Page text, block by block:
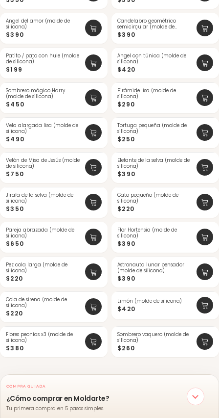
Ángel del amor (molde de
silicona)
$390
Candelabro geométrico
semicircular (molde de
silicona)
$390
Patito / pato con hule (molde
de silicona)
$199
Ángel con túnica (molde de
silicona)
$420
Sombrero mágico Harry
(molde de silicona)
$450
Pirámide lisa (molde de
silicona)
$290
Vela alargada lisa (molde de
silicona)
$490
Tortuga pequeña (molde de
silicona)
$250
Velón de Misa de Jesús (molde
de silicona)
$750
Elefante de la selva (molde de
silicona)
$390
Jirafa de la selva (molde de
silicona)
$350
Gato pequeño (molde de
silicona)
$220
Pareja abrazada (molde de
silicona)
$650
Flor Hortensia (molde de
silicona)
$390
Pez cola larga (molde de
silicona)
$220
Astronauta lunar pensador
(molde de silicona)
$390
Cola de sirena (molde de
silicona)
$220
Limón (molde de silicona)
$420
Flores peonías x3 (molde de
silicona)
$380
Sombrero vaquero (molde de
silicona)
$260
COMPRA GUIADA
¿Cómo comprar en Moldarte?
Tu primera compra en 5 pasos simples.